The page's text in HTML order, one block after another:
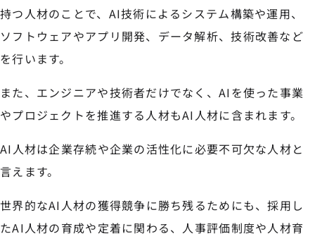
持つ人材のことで、AI技術によるシステム構築や運用、
ソフトウェアやアプリ開発、データ解析、技術改善など
を行います。
また、エンジニアや技術者だけでなく、AIを使った事業
やプロジェクトを推進する人材もAI人材に含まれます。
AI人材は企業存続や企業の活性化に必要不可欠な人材と
言えます。
世界的なAI人材の獲得競争に勝ち残るためにも、採用し
たAI人材の育成や定着に関わる、人事評価制度や人材育